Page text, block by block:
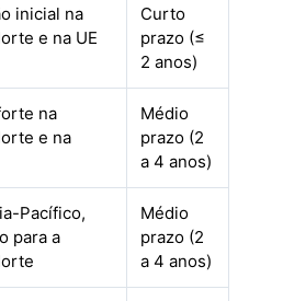
inicial na
e na UE
Curto
prazo (≤
2 anos)
na
e na
Médio
prazo (2
a 4 anos)
Pacífico,
para a
Médio
prazo (2
a 4 anos)